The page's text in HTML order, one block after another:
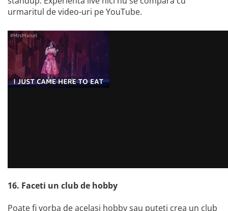
urmaritul de video-uri pe YouTube.
16. Faceti un club de hobby
Poate fi vorba de acelasi hobby sau puteti crea un club